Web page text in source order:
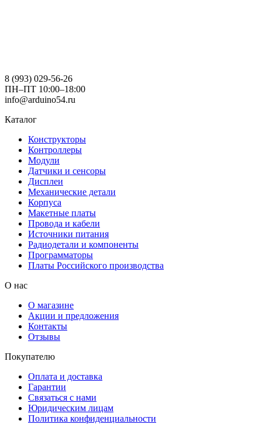
8 (993) 029-56-26
ПН–ПТ 10:00–18:00
info@arduino54.ru
Каталог
Конструкторы
Контроллеры
Модули
Датчики и сенсоры
Дисплеи
Механические детали
Корпуса
Макетные платы
Провода и кабели
Источники питания
Радиодетали и компоненты
Программаторы
Платы Российского производства
О нас
О магазине
Акции и предложения
Контакты
Отзывы
Покупателю
Оплата и доставка
Гарантии
Связаться с нами
Юридическим лицам
Политика конфиденциальности